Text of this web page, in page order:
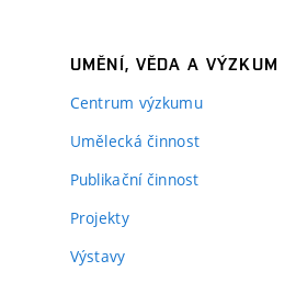
UMĚNÍ, VĚDA A VÝZKUM
Centrum výzkumu
Umělecká činnost
Publikační činnost
Projekty
Výstavy